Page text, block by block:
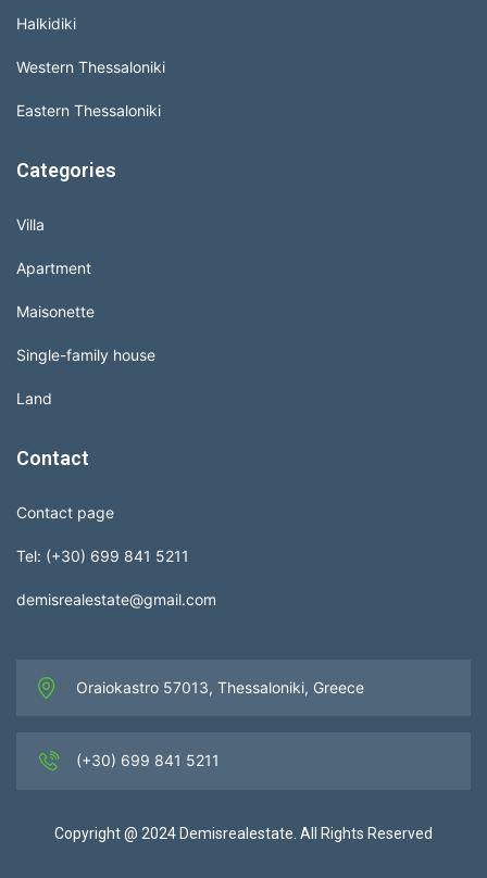
Halkidiki
Western Thessaloniki
Eastern Thessaloniki
Categories
Villa
Apartment
Maisonette
Single-family house
Land
Contact
Contact page
Tel: (+30) 699 841 5211
demisrealestate@gmail.com
Oraiokastro 57013, Thessaloniki, Greece
(+30) 699 841 5211
Copyright @ 2024 Demisrealestate. All Rights Reserved